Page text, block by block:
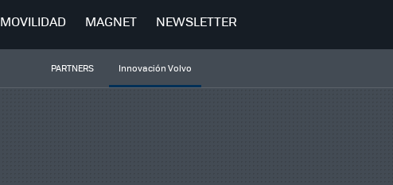
MOVILIDAD MAGNET NEWSLETTER
PARTNERS Innovación Volvo